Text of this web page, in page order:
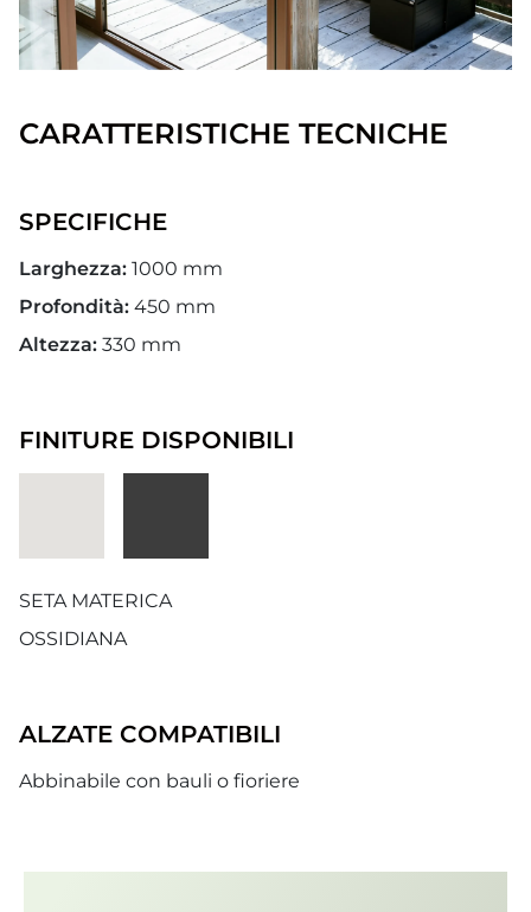
CARATTERISTICHE TECNICHE
SPECIFICHE
Larghezza: 1000 mm
Profondità: 450 mm
Altezza: 330 mm
FINITURE DISPONIBILI
SETA MATERICA
OSSIDIANA
ALZATE COMPATIBILI
Abbinabile con bauli o fioriere